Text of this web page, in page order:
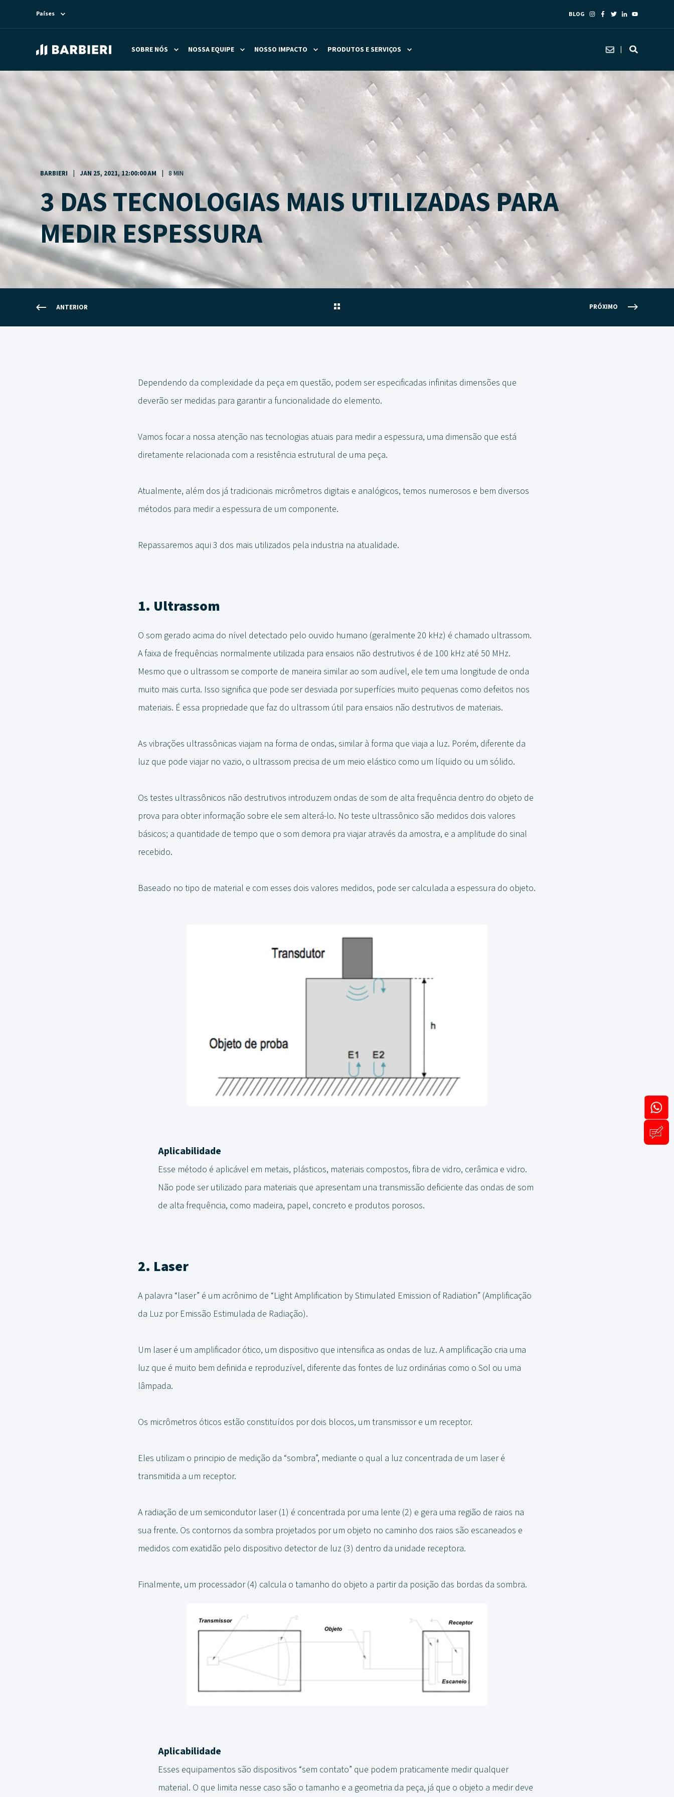
Países BLOG
SOBRE NÓS NOSSA EQUIPE NOSSO IMPACTO PRODUTOS E SERVIÇOS
BARBIERI JAN 25, 2021, 12:00:00 AM 8 MIN
3 DAS TECNOLOGIAS MAIS UTILIZADAS PARA
MEDIR ESPESSURA
ANTERIOR PRÓXIMO
Dependendo da complexidade da peça em questão, podem ser especificadas infinitas dimensões que
deverão ser medidas para garantir a funcionalidade do elemento.
Vamos focar a nossa atenção nas tecnologias atuais para medir a espessura, uma dimensão que está
diretamente relacionada com a resistência estrutural de uma peça.
Atualmente, além dos já tradicionais micrômetros digitais e analógicos, temos numerosos e bem diversos
métodos para medir a espessura de um componente.
Repassaremos aqui 3 dos mais utilizados pela industria na atualidade.
1. Ultrassom
O som gerado acima do nível detectado pelo ouvido humano (geralmente 20 kHz) é chamado ultrassom.
A faixa de frequências normalmente utilizada para ensaios não destrutivos é de 100 kHz até 50 MHz.
Mesmo que o ultrassom se comporte de maneira similar ao som audível, ele tem uma longitude de onda
muito mais curta. Isso significa que pode ser desviada por superfícies muito pequenas como defeitos nos
materiais. É essa propriedade que faz do ultrassom útil para ensaios não destrutivos de materiais.
As vibrações ultrassônicas viajam na forma de ondas, similar à forma que viaja a luz. Porém, diferente da
luz que pode viajar no vazio, o ultrassom precisa de um meio elástico como um líquido ou um sólido.
Os testes ultrassônicos não destrutivos introduzem ondas de som de alta frequência dentro do objeto de
prova para obter informação sobre ele sem alterá-lo. No teste ultrassônico são medidos dois valores
básicos; a quantidade de tempo que o som demora pra viajar através da amostra, e a amplitude do sinal
recebido.
Baseado no tipo de material e com esses dois valores medidos, pode ser calculada a espessura do objeto.
Aplicabilidade
Esse método é aplicável em metais, plásticos, materiais compostos, fibra de vidro, cerâmica e vidro.
Não pode ser utilizado para materiais que apresentam una transmissão deficiente das ondas de som
de alta frequência, como madeira, papel, concreto e produtos porosos.
2. Laser
A palavra “laser” é um acrônimo de “Light Amplification by Stimulated Emission of Radiation” (Amplificação
da Luz por Emissão Estimulada de Radiação).
Um laser é um amplificador ótico, um dispositivo que intensifica as ondas de luz. A amplificação cria uma
luz que é muito bem definida e reproduzível, diferente das fontes de luz ordinárias como o Sol ou uma
lâmpada.
Os micrômetros óticos estão constituídos por dois blocos, um transmissor e um receptor.
Eles utilizam o principio de medição da “sombra”, mediante o qual a luz concentrada de um laser é
transmitida a um receptor.
A radiação de um semicondutor laser (1) é concentrada por uma lente (2) e gera uma região de raios na
sua frente. Os contornos da sombra projetados por um objeto no caminho dos raios são escaneados e
medidos com exatidão pelo dispositivo detector de luz (3) dentro da unidade receptora.
Finalmente, um processador (4) calcula o tamanho do objeto a partir da posição das bordas da sombra.
Aplicabilidade
Esses equipamentos são dispositivos “sem contato” que podem praticamente medir qualquer
material. O que limita nesse caso são o tamanho e a geometria da peça, já que o objeto a medir deve